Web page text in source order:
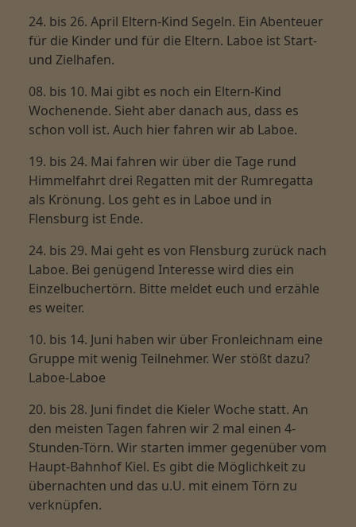
24. bis 26. April Eltern-Kind Segeln. Ein Abenteuer
für die Kinder und für die Eltern. Laboe ist Start-
und Zielhafen.
08. bis 10. Mai gibt es noch ein Eltern-Kind
Wochenende. Sieht aber danach aus, dass es
schon voll ist. Auch hier fahren wir ab Laboe.
19. bis 24. Mai fahren wir über die Tage rund
Himmelfahrt drei Regatten mit der Rumregatta
als Krönung. Los geht es in Laboe und in
Flensburg ist Ende.
24. bis 29. Mai geht es von Flensburg zurück nach
Laboe. Bei genügend Interesse wird dies ein
Einzelbuchertörn. Bitte meldet euch und erzähle
es weiter.
10. bis 14. Juni haben wir über Fronleichnam eine
Gruppe mit wenig Teilnehmer. Wer stößt dazu?
Laboe-Laboe
20. bis 28. Juni findet die Kieler Woche statt. An
den meisten Tagen fahren wir 2 mal einen 4-
Stunden-Törn. Wir starten immer gegenüber vom
Haupt-Bahnhof Kiel. Es gibt die Möglichkeit zu
übernachten und das u.U. mit einem Törn zu
verknüpfen.